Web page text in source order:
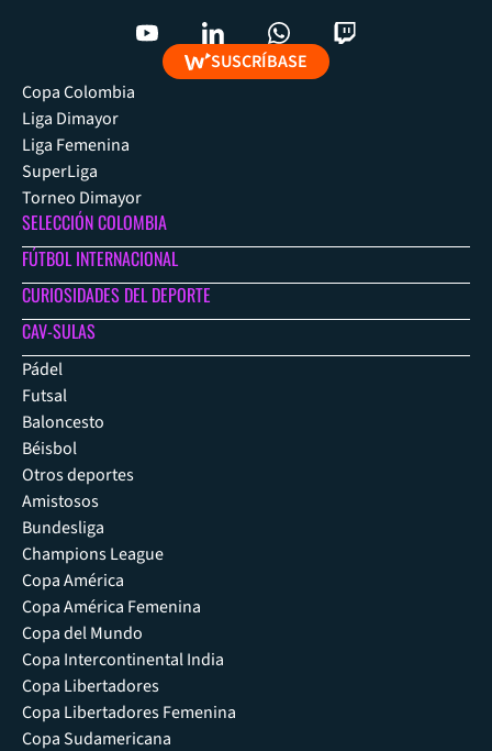
SUSCRÍBASE
Copa Colombia
Liga Dimayor
Liga Femenina
SuperLiga
Torneo Dimayor
SELECCIÓN COLOMBIA
FÚTBOL INTERNACIONAL
CURIOSIDADES DEL DEPORTE
CAV-SULAS
Pádel
Futsal
Baloncesto
Béisbol
Otros deportes
Amistosos
Bundesliga
Champions League
Copa América
Copa América Femenina
Copa del Mundo
Copa Intercontinental India
Copa Libertadores
Copa Libertadores Femenina
Copa Sudamericana